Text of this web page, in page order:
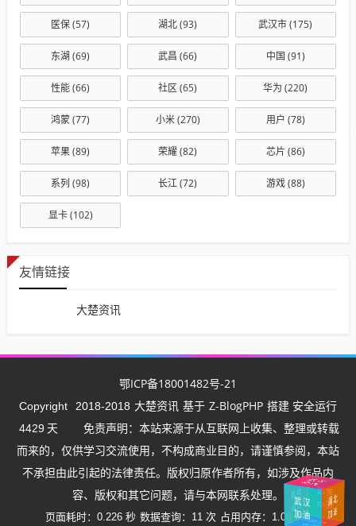
医保(57) 湖北(93) 武汉市(175)
东湖 (69) 武昌 (66) 中国 (91)
性能(66) 社区 (65) 华为 (220)
鸿蒙(77) 小米(270) 用户 (78)
苹果(89) 荣耀(82) 芯片 (86)
系列 (98) 长江(72) 游戏(88)
显卡(102)
友情链接
大楚资讯
鄂ICP备18001482号-21
Copyright 2018-2018 大楚资讯 基于 Z-BlogPHP 搭建 安全运行
4429 天
免责声明：本站来源于从互联网上收集、整理或转载
而来的，仅供学习交流使用，不构成商业目的，请谨慎参阅，本站
不承担由此引起的法律责任。版权归原作者所有，如涉及作品内
容、版权和其它问题，请与本网联系处理。
页面耗时：0.226 秒 数据查询：11 次 占用内存：1.08 MB
武汉
加油
中国
加油湖
北
加
油
中
国
加
油
武汉
挺住
加油